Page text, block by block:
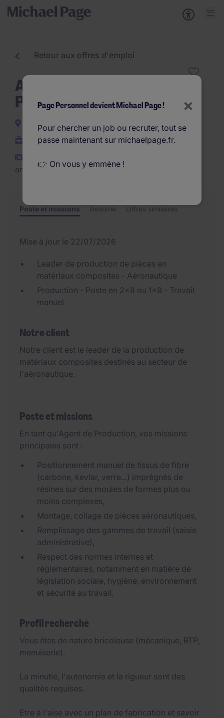
Retour aux offres d'emploi
Agent de Production
Polyvalent H/F
Le Plessis-Pate
Interim
an
Poste et missions Résumé Offres similaires
Mise à jour le 22/07/2026
Leader de production de pièces en
matériaux composites - Aéronautique
Production - Poste en 2x8 ou 1x8 - Travail
manuel
Notre client
Notre client est le leader de la production de
matériaux composites destinés au secteur de
l'aéronautique.
Poste et missions
En tant qu'Agent de Production, vos missions
principales sont :
Positionnement manuel de tissus de fibre
(carbone, kevlar, verre...) imprégnés de
résines sur des moules de formes plus ou
moins complexes,
Montage, collage de pièces aéronautiques,
Remplissage des gammes de travail (saisie
administrative),
Respect des normes internes et
réglementaires, notamment en matière de
législation sociale, hygiène, environnement
et sécurité au travail.
Profil recherché
Vous êtes de nature bricoleuse (mécanique, BTP,
menuiserie).
La minutie, l'autonomie et la rigueur sont des
qualités requises.
Etre à l'aise avec un plan de fabrication et savoir
×
Page Personnel devient Michael Page !
Pour chercher un job ou recruter, tout se
passe maintenant sur michaelpage.fr.
👉 On vous y emmène !